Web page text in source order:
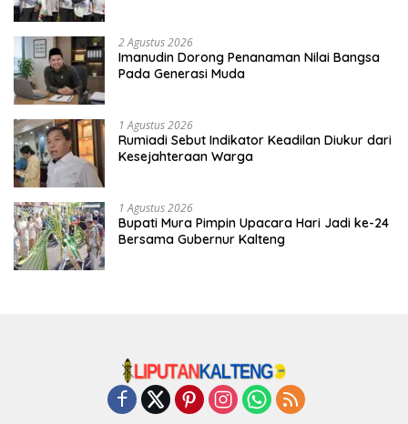
2 Agustus 2026
Imanudin Dorong Penanaman Nilai Bangsa
Pada Generasi Muda
1 Agustus 2026
Rumiadi Sebut Indikator Keadilan Diukur dari
Kesejahteraan Warga
1 Agustus 2026
Bupati Mura Pimpin Upacara Hari Jadi ke-24
Bersama Gubernur Kalteng